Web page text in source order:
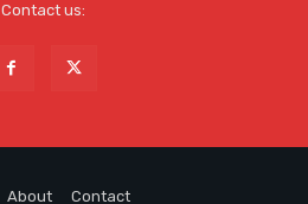
Contact us:
About Contact